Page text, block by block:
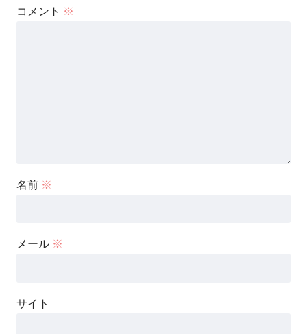
コメント ※
名前 ※
メール ※
サイト